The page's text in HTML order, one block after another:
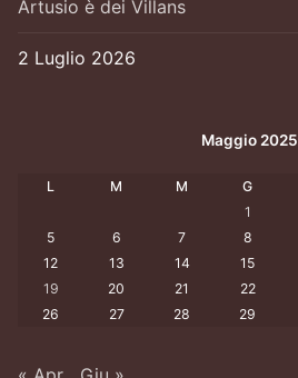
Artusio è dei Villans
2 Luglio 2026
Maggio 2025
L M M G
1
5
6 7 8
12
13 14 15
19
20 21 22
26
27 28 29